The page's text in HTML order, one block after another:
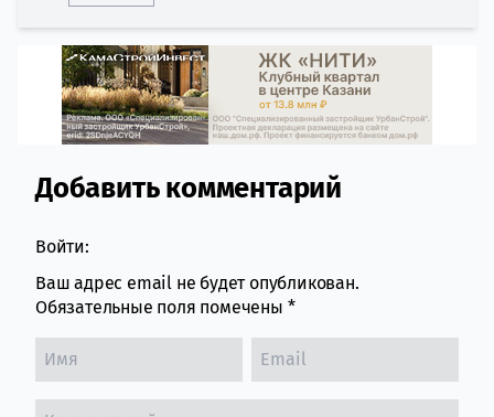
Comment section
Добавить комментарий
Войти:
Ваш адрес email не будет опубликован.
Обязательные поля помечены *